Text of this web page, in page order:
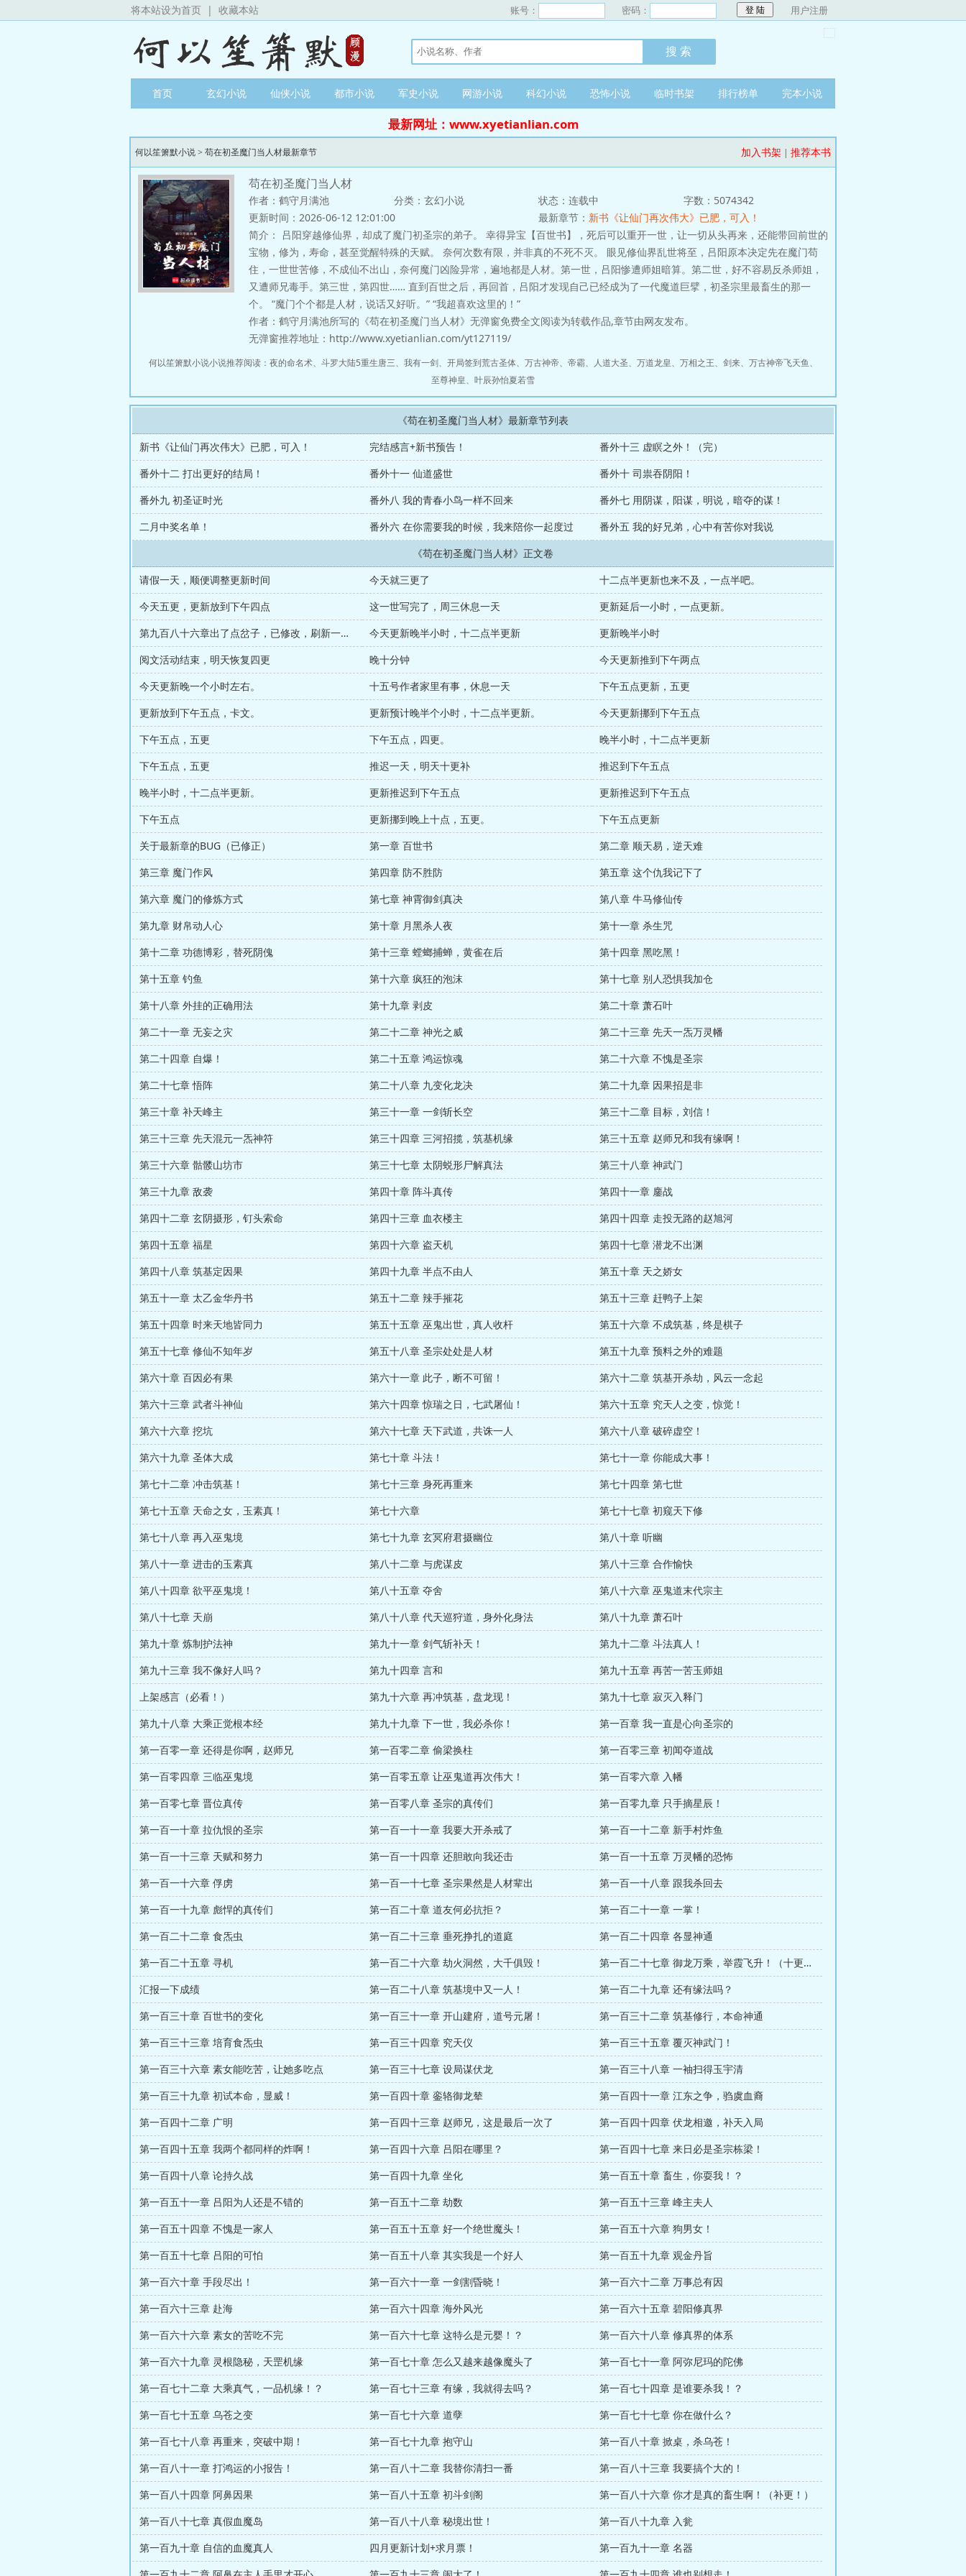
将本站设为首页 | 收藏本站 账号： 密码： 用户注册
首页 玄幻小说 仙侠小说 都市小说 军史小说 网游小说 科幻小说 恐怖小说 临时书架 排行榜单 完本小说
最新网址：www.xyetianlian.com
何以笙箫默小说> 苟在初圣魔门当人材最新章节 加入书架 | 推荐本书
苟在初圣魔门当人材
作者：鹤守月满池 分类：玄幻小说 状态：连载中
字数：5074342
更新时间：2026-06-12 12:01:00
最新章节： 新书《让仙门再次伟大》已肥，可入！
简介：
吕阳穿越修仙界，却成了魔门初圣宗的弟子。 幸得异宝【百世书】，死后可以重开一世，让一切从头再来，还能带回前世的
宝物，修为，寿命，甚至觉醒特殊的天赋。 奈何次数有限，并非真的不死不灭。 眼见修仙界乱世将至，吕阳原本决定先在魔门苟
住，一世世苦修，不成仙不出山，奈何魔门凶险异常，遍地都是人材。第一世，吕阳惨遭师姐暗算。第二世，好不容易反杀师姐，
又遭师兄毒手。第三世，第四世…… 直到百世之后，再回首，吕阳才发现自己已经成为了一代魔道巨擘，初圣宗里最畜生的那一
个。 “魔门个个都是人材，说话又好听。” “我超喜欢这里的！”
作者：鹤守月满池所写的《苟在初圣魔门当人材》无弹窗免费全文阅读为转载作品,章节由网友发布。
无弹窗推荐地址：http://www.xyetianlian.com/yt127119/
何以笙箫默小说小说推荐阅读： 夜的命名术、 斗罗大陆5重生唐三、 我有一剑、 开局签到荒古圣体、 万古神帝、 帝霸、 人道大圣、 万道龙皇、 万相之王、 剑来、 万古神帝飞天鱼、
至尊神皇、 叶辰孙怡夏若雪
《苟在初圣魔门当人材》最新章节列表
新书《让仙门再次伟大》已肥，可入！
完结感言+新书预告！
番外十三 虚瞑之外！（完）
番外十二 打出更好的结局！
番外十一 仙道盛世
番外十 司祟吞阴阳！
番外九 初圣证时光
番外八 我的青春小鸟一样不回来
番外七 用阴谋，阳谋，明说，暗夺的谋！
二月中奖名单！
番外六 在你需要我的时候，我来陪你一起度过
番外五 我的好兄弟，心中有苦你对我说
《苟在初圣魔门当人材》正文卷
请假一天，顺便调整更新时间
今天就三更了
十二点半更新也来不及，一点半吧。
今天五更，更新放到下午四点
这一世写完了，周三休息一天
更新延后一小时，一点更新。
第九百八十六章出了点岔子，已修改，刷新一下即可
今天更新晚半小时，十二点半更新
更新晚半小时
阅文活动结束，明天恢复四更
晚十分钟
今天更新推到下午两点
今天更新晚一个小时左右。
十五号作者家里有事，休息一天
下午五点更新，五更
更新放到下午五点，卡文。
更新预计晚半个小时，十二点半更新。
今天更新挪到下午五点
下午五点，五更
下午五点，四更。
晚半小时，十二点半更新
下午五点，五更
推迟一天，明天十更补
推迟到下午五点
晚半小时，十二点半更新。
更新推迟到下午五点
更新推迟到下午五点
下午五点
更新挪到晚上十点，五更。
下午五点更新
关于最新章的BUG（已修正）
第一章 百世书
第二章 顺天易，逆天难
第三章 魔门作风
第四章 防不胜防
第五章 这个仇我记下了
第六章 魔门的修炼方式
第七章 神霄御剑真决
第八章 牛马修仙传
第九章 财帛动人心
第十章 月黑杀人夜
第十一章 杀生咒
第十二章 功德博彩，替死阴傀
第十三章 螳螂捕蝉，黄雀在后
第十四章 黑吃黑！
第十五章 钓鱼
第十六章 疯狂的泡沫
第十七章 别人恐惧我加仓
第十八章 外挂的正确用法
第十九章 剥皮
第二十章 萧石叶
第二十一章 无妄之灾
第二十二章 神光之威
第二十三章 先天一炁万灵幡
第二十四章 自爆！
第二十五章 鸿运惊魂
第二十六章 不愧是圣宗
第二十七章 悟阵
第二十八章 九变化龙决
第二十九章 因果招是非
第三十章 补天峰主
第三十一章 一剑斩长空
第三十二章 目标，刘信！
第三十三章 先天混元一炁神符
第三十四章 三河招揽，筑基机缘
第三十五章 赵师兄和我有缘啊！
第三十六章 骷髅山坊市
第三十七章 太阴蜕形尸解真法
第三十八章 神武门
第三十九章 敌袭
第四十章 阵斗真传
第四十一章 鏖战
第四十二章 玄阴摄形，钉头索命
第四十三章 血衣楼主
第四十四章 走投无路的赵旭河
第四十五章 福星
第四十六章 盗天机
第四十七章 潜龙不出渊
第四十八章 筑基定因果
第四十九章 半点不由人
第五十章 天之娇女
第五十一章 太乙金华丹书
第五十二章 辣手摧花
第五十三章 赶鸭子上架
第五十四章 时来天地皆同力
第五十五章 巫鬼出世，真人收杆
第五十六章 不成筑基，终是棋子
第五十七章 修仙不知年岁
第五十八章 圣宗处处是人材
第五十九章 预料之外的难题
第六十章 百因必有果
第六十一章 此子，断不可留！
第六十二章 筑基开杀劫，风云一念起
第六十三章 武者斗神仙
第六十四章 惊瑞之日，七武屠仙！
第六十五章 究天人之变，惊觉！
第六十六章 挖坑
第六十七章 天下武道，共诛一人
第六十八章 破碎虚空！
第六十九章 圣体大成
第七十章 斗法！
第七十一章 你能成大事！
第七十二章 冲击筑基！
第七十三章 身死再重来
第七十四章 第七世
第七十五章 天命之女，玉素真！
第七十六章
第七十七章 初窥天下修
第七十八章 再入巫鬼境
第七十九章 玄冥府君摄幽位
第八十章 听幽
第八十一章 进击的玉素真
第八十二章 与虎谋皮
第八十三章 合作愉快
第八十四章 欲平巫鬼境！
第八十五章 夺舍
第八十六章 巫鬼道末代宗主
第八十七章 天崩
第八十八章 代天巡狩道，身外化身法
第八十九章 萧石叶
第九十章 炼制护法神
第九十一章 剑气斩补天！
第九十二章 斗法真人！
第九十三章 我不像好人吗？
第九十四章 言和
第九十五章 再苦一苦玉师姐
上架感言（必看！）
第九十六章 再冲筑基，盘龙现！
第九十七章 寂灭入释门
第九十八章 大乘正觉根本经
第九十九章 下一世，我必杀你！
第一百章 我一直是心向圣宗的
第一百零一章 还得是你啊，赵师兄
第一百零二章 偷梁换柱
第一百零三章 初闻夺道战
第一百零四章 三临巫鬼境
第一百零五章 让巫鬼道再次伟大！
第一百零六章 入幡
第一百零七章 晋位真传
第一百零八章 圣宗的真传们
第一百零九章 只手摘星辰！
第一百一十章 拉仇恨的圣宗
第一百一十一章 我要大开杀戒了
第一百一十二章 新手村炸鱼
第一百一十三章 天赋和努力
第一百一十四章 还胆敢向我还击
第一百一十五章 万灵幡的恐怖
第一百一十六章 俘虏
第一百一十七章 圣宗果然是人材辈出
第一百一十八章 跟我杀回去
第一百一十九章 彪悍的真传们
第一百二十章 道友何必抗拒？
第一百二十一章 一掌！
第一百二十二章 食炁虫
第一百二十三章 垂死挣扎的道庭
第一百二十四章 各显神通
第一百二十五章 寻机
第一百二十六章 劫火洞然，大千俱毁！
第一百二十七章 御龙万乘，举霞飞升！（十更求首订！）
汇报一下成绩
第一百二十八章 筑基境中又一人！
第一百二十九章 还有缘法吗？
第一百三十章 百世书的变化
第一百三十一章 开山建府，道号元屠！
第一百三十二章 筑基修行，本命神通
第一百三十三章 培育食炁虫
第一百三十四章 究天仪
第一百三十五章 覆灭神武门！
第一百三十六章 素女能吃苦，让她多吃点
第一百三十七章 设局谋伏龙
第一百三十八章 一袖扫得玉宇清
第一百三十九章 初试本命，显威！
第一百四十章 銮辂御龙辇
第一百四十一章 江东之争，驺虞血裔
第一百四十二章 广明
第一百四十三章 赵师兄，这是最后一次了
第一百四十四章 伏龙相邀，补天入局
第一百四十五章 我两个都同样的炸啊！
第一百四十六章 吕阳在哪里？
第一百四十七章 来日必是圣宗栋梁！
第一百四十八章 论持久战
第一百四十九章 坐化
第一百五十章 畜生，你耍我！？
第一百五十一章 吕阳为人还是不错的
第一百五十二章 劫数
第一百五十三章 峰主夫人
第一百五十四章 不愧是一家人
第一百五十五章 好一个绝世魔头！
第一百五十六章 狗男女！
第一百五十七章 吕阳的可怕
第一百五十八章 其实我是一个好人
第一百五十九章 观金丹旨
第一百六十章 手段尽出！
第一百六十一章 一剑割昏晓！
第一百六十二章 万事总有因
第一百六十三章 赴海
第一百六十四章 海外风光
第一百六十五章 碧阳修真界
第一百六十六章 素女的苦吃不完
第一百六十七章 这特么是元婴！？
第一百六十八章 修真界的体系
第一百六十九章 灵根隐秘，天罡机缘
第一百七十章 怎么又越来越像魔头了
第一百七十一章 阿弥尼玛的陀佛
第一百七十二章 大乘真气，一品机缘！？
第一百七十三章 有缘，我就得去吗？
第一百七十四章 是谁要杀我！？
第一百七十五章 乌苍之变
第一百七十六章 道孽
第一百七十七章 你在做什么？
第一百七十八章 再重来，突破中期！
第一百七十九章 抱守山
第一百八十章 掀桌，杀乌苍！
第一百八十一章 打鸿运的小报告！
第一百八十二章 我替你清扫一番
第一百八十三章 我要搞个大的！
第一百八十四章 阿鼻因果
第一百八十五章 初斗剑阁
第一百八十六章 你才是真的畜生啊！（补更！）
第一百八十七章 真假血魔岛
第一百八十八章 秘境出世！
第一百八十九章 入瓮
第一百九十章 自信的血魔真人
四月更新计划+求月票！
第一百九十一章 名器